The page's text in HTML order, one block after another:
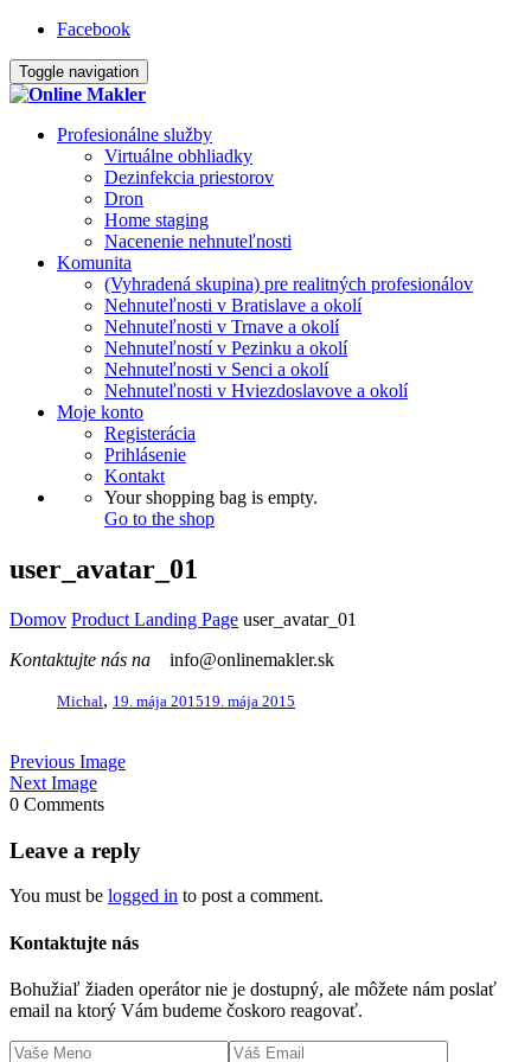
Facebook
Toggle navigation
Profesionálne služby
Virtuálne obhliadky
Dezinfekcia priestorov
Dron
Home staging
Nacenenie nehnuteľnosti
Komunita
(Vyhradená skupina) pre realitných profesionálov
Nehnuteľnosti v Bratislave a okolí
Nehnuteľnosti v Trnave a okolí
Nehnuteľností v Pezinku a okolí
Nehnuteľnosti v Senci a okolí
Nehnuteľnosti v Hviezdoslavove a okolí
Moje konto
Registerácia
Prihlásenie
Kontakt
Your shopping bag is empty.
Go to the shop
user_avatar_01
Domov Product Landing Page user_avatar_01
Kontaktujte nás na
info@onlinemakler.sk
Michal, 19. mája 201519. mája 2015
Previous Image
Next Image
0 Comments
Leave a reply
You must be logged in to post a comment.
Kontaktujte nás
Bohužiaľ žiaden operátor nie je dostupný, ale môžete nám poslať
email na ktorý Vám budeme čoskoro reagovať.